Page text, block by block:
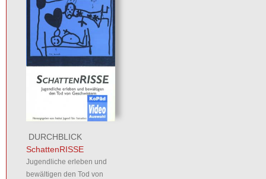
DURCHBLICK
SchattenRISSE
Jugendliche erleben und
bewältigen den Tod von